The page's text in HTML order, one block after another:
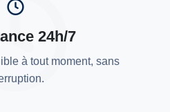
24h/7
à tout moment, sans